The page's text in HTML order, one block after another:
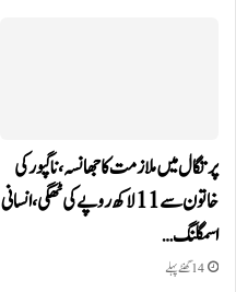
پرتگال میں ملازمت کا جھانسہ،ناگپور کی
خاتون سے 11 لاکھ روپے کی ٹھگی، انسانی
اسمگلنگ…
14 گھنٹے پہلے